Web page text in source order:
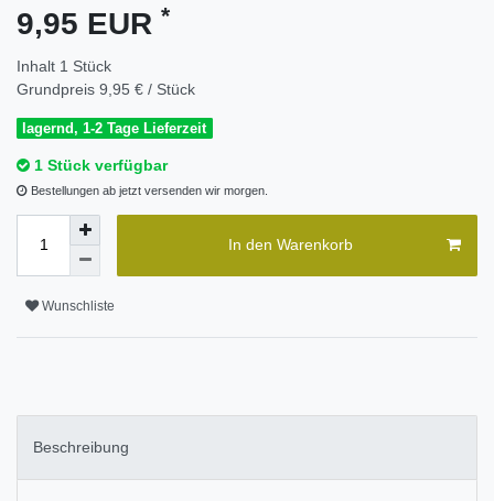
9,95 EUR *
Inhalt 1 Stück
Grundpreis 9,95 € / Stück
lagernd, 1-2 Tage Lieferzeit
1 Stück verfügbar
Bestellungen ab jetzt versenden wir morgen.
In den Warenkorb
Wunschliste
Beschreibung